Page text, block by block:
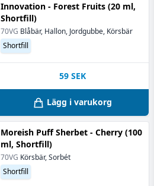
Innovation - Forest Fruits (20 ml,
Shortfill)
70VG Blåbär, Hallon, Jordgubbe, Körsbär
Shortfill
59 SEK
Lägg i varukorg
Moreish Puff Sherbet - Cherry (100
ml, Shortfill)
70VG Körsbär, Sorbét
Shortfill